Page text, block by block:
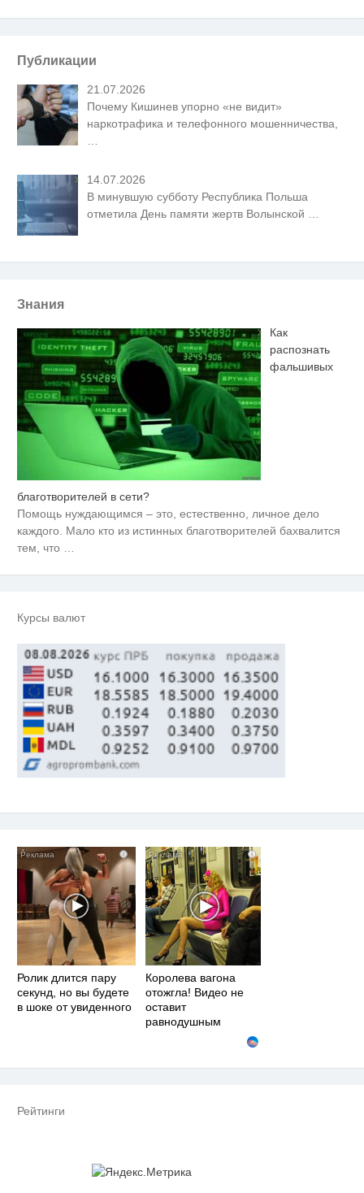
Публикации
21.07.2026
Почему Кишинев упорно «не видит»
наркотрафика и телефонного мошенничества,
14.07.2026
В минувшую субботу Республика Польша
отметила День памяти жертв Волынской
Знания
Как
распознать
фальшивых
благотворителей в сети?
Помощь нуждающимся – это, естественно, личное дело
каждого. Мало кто из истинных благотворителей бахвалится
тем, что …
Курсы валют
i
Ролик длится пару
секунд, но вы будете
в шоке от увиденного
i
Королева вагона
отожгла! Видео не
оставит
равнодушным
Рейтинги
Ролик длится пару секунд, но
вы будете в шоке от увиденного